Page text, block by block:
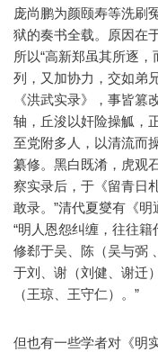
庞尚鹏为颜颐寿等洗刷
狱的奏书全载。原因在
所以“高新郑虽其所逐
列，又加协力，交如弟
《洪武实录》，事皆
轴，丘浚以奸险操觚
至党附多人，以清流而
纂修。黑白既淆，虎观
察实录后，于《留青日
敢录。”清代夏燮有《明
“明人恩怨纠缠，往往
修郄于吴、陈（吴与弼
于刘、谢（刘健、谢迁
（王琼、王守仁）。”
但也有一些学者对《明